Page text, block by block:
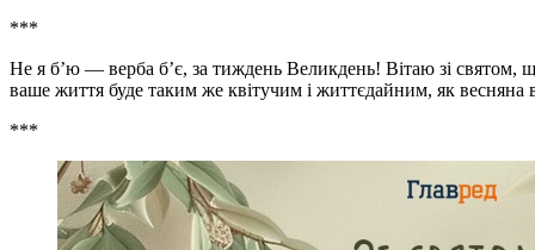
***
Не я б’ю — верба б’є, за тиждень Великдень! Вітаю зі святом,
ваше життя буде таким же квітучим і життєдайним, як весняна
***